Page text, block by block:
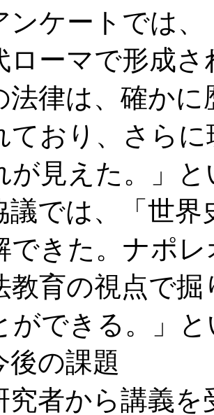
ケートでは、
ローマで形成
法律は、確か
ており、さら
が見えた。」
では、「世界
できた。ナポ
教育の視点で
ができる。」
後の課題
者から講義を